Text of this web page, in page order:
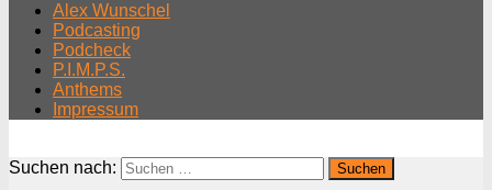
Alex Wunschel
Podcasting
Podcheck
P.I.M.P.S.
Anthems
Impressum
Suchen nach: